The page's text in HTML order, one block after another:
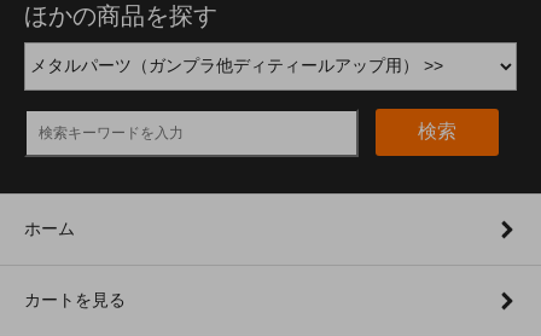
ほかの商品を探す
検索
ホーム
カートを見る